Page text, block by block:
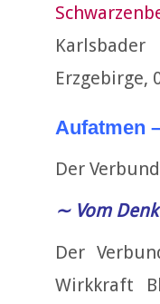
Erzgebirge,
Aufatmen
Der
∼ Vom
Der
Wirkkraft